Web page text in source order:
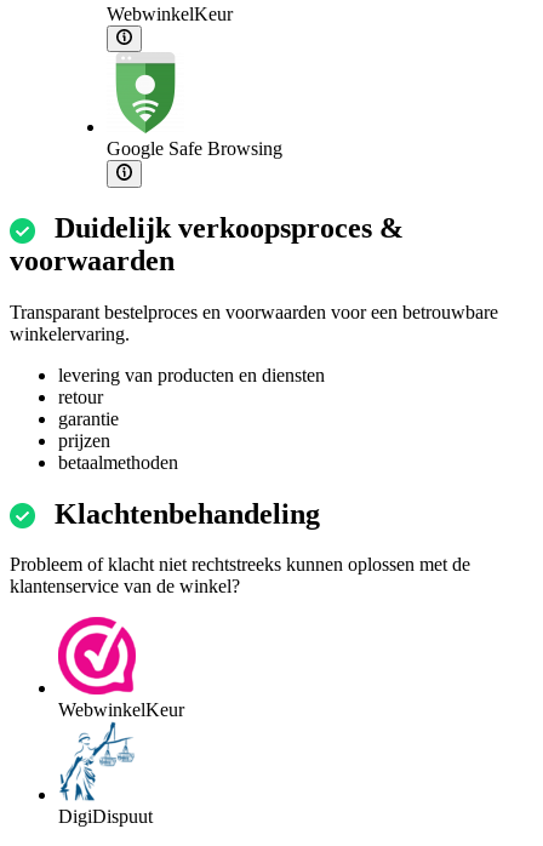
WebwinkelKeur
Google Safe Browsing
Duidelijk verkoopsproces &
voorwaarden
Transparant bestelproces en voorwaarden voor een betrouwbare
winkelervaring.
levering van producten en diensten
retour
garantie
prijzen
betaalmethoden
Klachtenbehandeling
Probleem of klacht niet rechtstreeks kunnen oplossen met de
klantenservice van de winkel?
WebwinkelKeur
DigiDispuut